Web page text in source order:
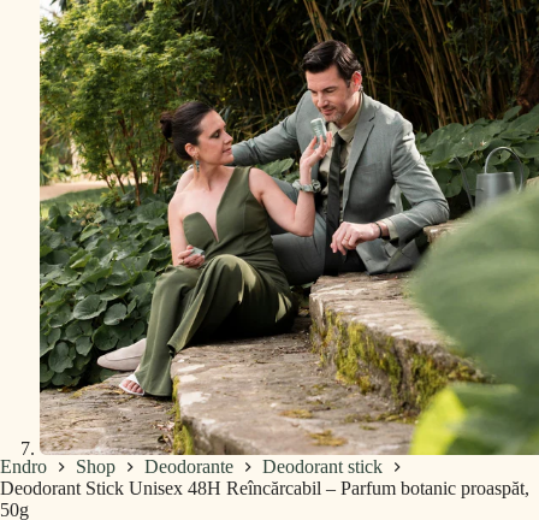
Endro Shop Deodorante
Deodorant stick
Deodorant Stick Unisex 48H Reîncărcabil – Parfum botanic proaspăt,
50g